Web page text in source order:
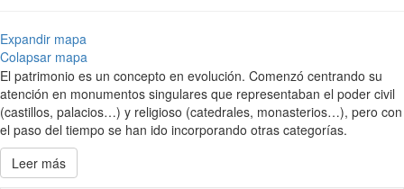
Expandir mapa
Colapsar mapa
El patrimonio es un concepto en evolución. Comenzó centrando su
atención en monumentos singulares que representaban el poder civil
(castillos, palacios…) y religioso (catedrales, monasterios…), pero con
el paso del tiempo se han ido incorporando otras categorías.
Leer más